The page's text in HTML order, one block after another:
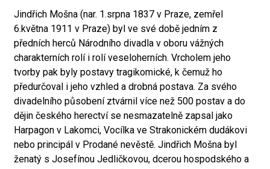
Jindřich Mošna (nar. 1.srpna 1837 v Praze, zemřel
6.května 1911 v Praze) byl ve své době jedním z
předních herců Národního divadla v oboru vážných
charakterních rolí i rolí veseloherních. Vrcholem jeho
tvorby pak byly postavy tragikomické, k čemuž ho
předurčoval i jeho vzhled a drobná postava. Za svého
divadelního působení ztvárnil více než 500 postav a do
dějin českého herectví se nesmazatelně zapsal jako
Harpagon v Lakomci, Vocílka ve Strakonickém dudákovi
nebo principál v Prodané nevěstě. Jindřich Mošna byl
ženatý s Josefínou Jedličkovou, dcerou hospodského a